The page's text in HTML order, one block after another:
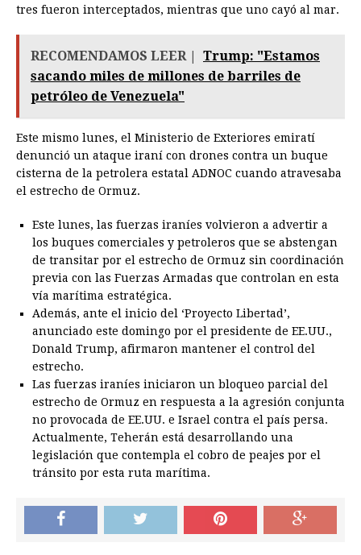
tres fueron interceptados, mientras que uno cayó al mar.
RECOMENDAMOS LEER |
Trump: "Estamos
sacando miles de millones de barriles de
petróleo de Venezuela"
Este mismo lunes, el Ministerio de Exteriores emiratí
denunció un ataque iraní con drones contra un buque
cisterna de la petrolera estatal ADNOC cuando atravesaba
el estrecho de Ormuz.
Este lunes, las fuerzas iraníes volvieron a advertir a
los buques comerciales y petroleros que se abstengan
de transitar por el estrecho de Ormuz sin coordinación
previa con las Fuerzas Armadas que controlan en esta
vía marítima estratégica.
Además, ante el inicio del ‘Proyecto Libertad’,
anunciado este domingo por el presidente de EE.UU.,
Donald Trump, afirmaron mantener el control del
estrecho.
Las fuerzas iraníes iniciaron un bloqueo parcial del
estrecho de Ormuz en respuesta a la agresión conjunta
no provocada de EE.UU. e Israel contra el país persa.
Actualmente, Teherán está desarrollando una
legislación que contempla el cobro de peajes por el
tránsito por esta ruta marítima.